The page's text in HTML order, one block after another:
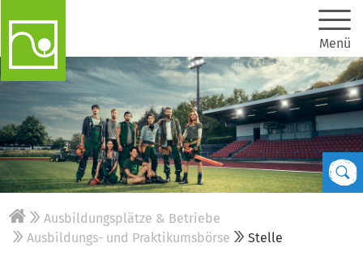
Menü
Ausbildungsplätze & Betriebe
Ausbildungs- und Praktikumsbörse
Stelle